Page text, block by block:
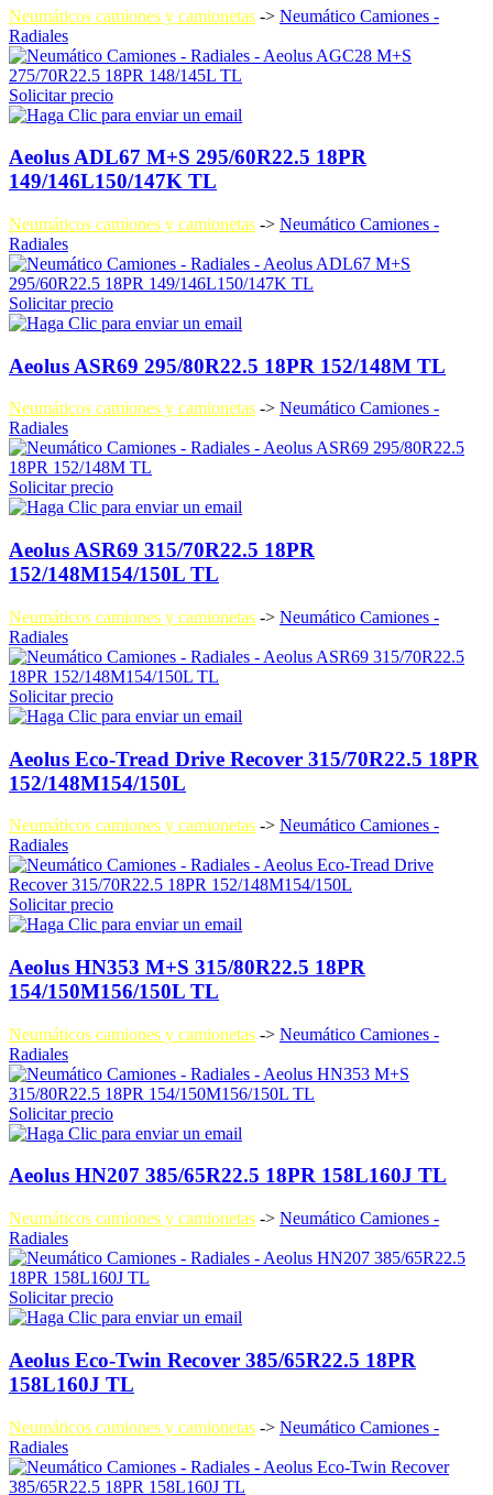
Neumáticos camiones y camionetas -> Neumático Camiones -
Radiales
Solicitar precio
Aeolus ADL67 M+S 295/60R22.5 18PR
149/146L150/147K TL
Neumáticos camiones y camionetas -> Neumático Camiones -
Radiales
Solicitar precio
Aeolus ASR69 295/80R22.5 18PR 152/148M TL
Neumáticos camiones y camionetas -> Neumático Camiones -
Radiales
Solicitar precio
Aeolus ASR69 315/70R22.5 18PR
152/148M154/150L TL
Neumáticos camiones y camionetas -> Neumático Camiones -
Radiales
Solicitar precio
Aeolus Eco-Tread Drive Recover 315/70R22.5 18PR
152/148M154/150L
Neumáticos camiones y camionetas -> Neumático Camiones -
Radiales
Solicitar precio
Aeolus HN353 M+S 315/80R22.5 18PR
154/150M156/150L TL
Neumáticos camiones y camionetas -> Neumático Camiones -
Radiales
Solicitar precio
Aeolus HN207 385/65R22.5 18PR 158L160J TL
Neumáticos camiones y camionetas -> Neumático Camiones -
Radiales
Solicitar precio
Aeolus Eco-Twin Recover 385/65R22.5 18PR
158L160J TL
Neumáticos camiones y camionetas -> Neumático Camiones -
Radiales